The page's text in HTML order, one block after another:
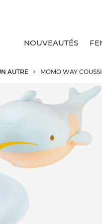
NOUVEAUTÉS
AUTRE MOMO WAY